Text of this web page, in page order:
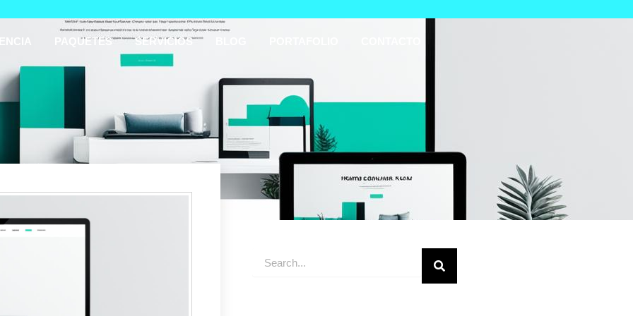
PAQUETES SERVICIOS